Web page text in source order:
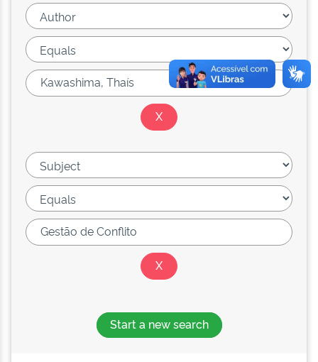
Start a new search